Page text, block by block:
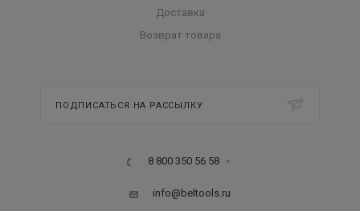
Доставка
Возврат товара
ПОДПИСАТЬСЯ НА РАССЫЛКУ
8 800 350 56 58
info@beltools.ru